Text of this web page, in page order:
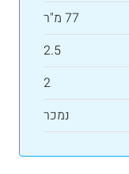
77 מ"ר
2.5
2
נמכר